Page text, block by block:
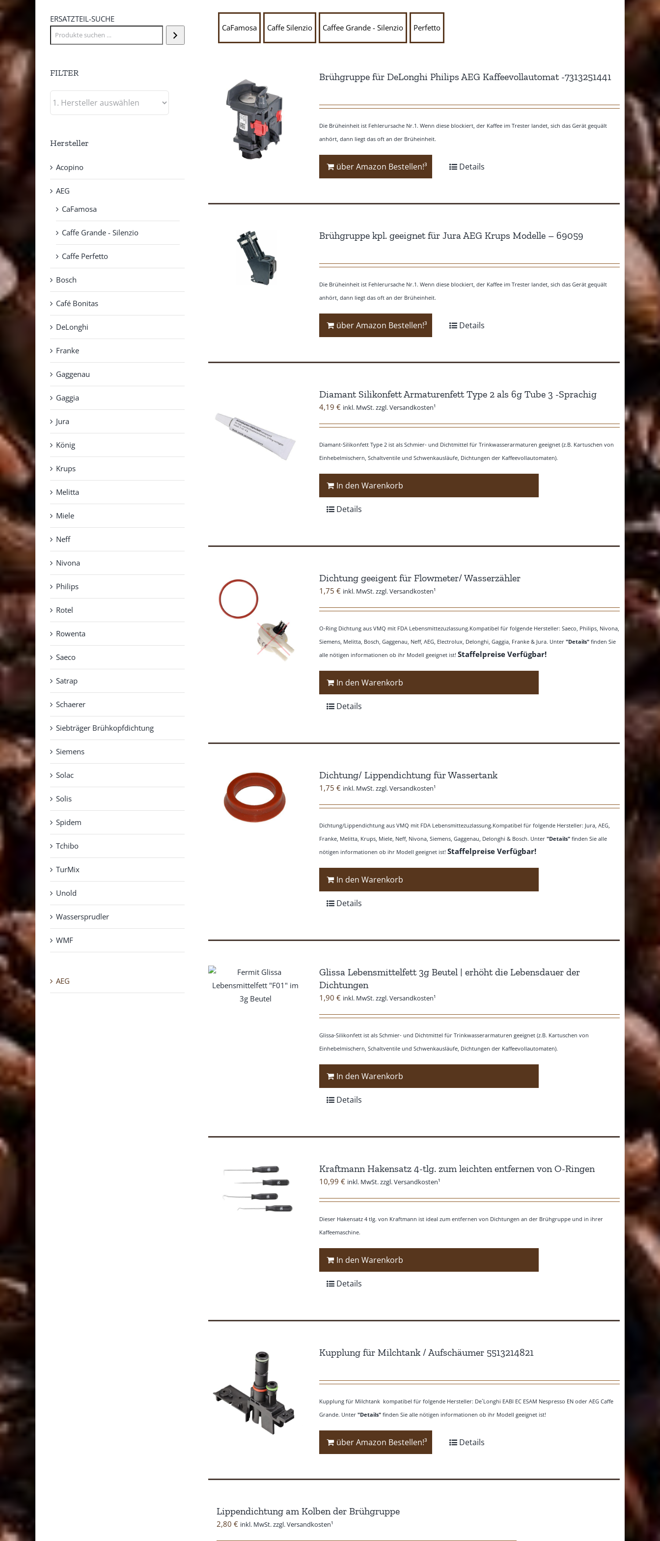
CaFamosa Caffe Silenzio Caffee Grande - Silenzio Perfetto
Brühgruppe für DeLonghi Philips AEG Kaffeevollautomat -7313251441
Die Brüheinheit ist Fehlerursache Nr.1. Wenn diese blockiert, der Kaffee im Trester landet, sich das Gerät gequält
anhört, dann liegt das oft an der Brüheinheit.
über Amazon Bestellen!³ Details
Brühgruppe kpl. geeignet für Jura AEG Krups Modelle – 69059
Die Brüheinheit ist Fehlerursache Nr.1. Wenn diese blockiert, der Kaffee im Trester landet, sich das Gerät gequält
anhört, dann liegt das oft an der Brüheinheit.
über Amazon Bestellen!³ Details
Diamant Silikonfett Armaturenfett Type 2 als 6g Tube 3 -Sprachig
4,19€ inkl. MwSt. zzgl. Versandkosten¹
Diamant-Silikonfett Type 2 ist als Schmier- und Dichtmittel für Trinkwasserarmaturen geeignet (z.B. Kartuschen von
Einhebelmischern, Schaltventile und Schwenkausläufe, Dichtungen der Kaffeevollautomaten).
In den Warenkorb
Details
Dichtung geeigent für Flowmeter/ Wasserzähler
1,75€ inkl. MwSt. zzgl. Versandkosten¹
O-Ring Dichtung aus VMQ mit FDA Lebensmittezuzlassung.Kompatibel für folgende Hersteller: Saeco, Philips, Nivona,
Siemens, Melitta, Bosch, Gaggenau, Neff, AEG, Electrolux, Delonghi, Gaggia, Franke & Jura. Unter"Details" finden Sie
alle nötigen informationen ob ihr Modell geeignet ist!Staffelpreise Verfügbar!
In den Warenkorb
Details
Dichtung/ Lippendichtung für Wassertank
1,75€ inkl. MwSt. zzgl. Versandkosten¹
Dichtung/Lippendichtung aus VMQ mit FDA Lebensmittezuzlassung.Kompatibel für folgende Hersteller: Jura, AEG,
Franke, Melitta, Krups, Miele, Neff, Nivona, Siemens, Gaggenau, Delonghi & Bosch. Unter"Details" finden Sie alle
nötigen informationen ob ihr Modell geeignet ist!Staffelpreise Verfügbar!
In den Warenkorb
Details
Glissa Lebensmittelfett 3g Beutel | erhöht die Lebensdauer der
Dichtungen
1,90€ inkl. MwSt. zzgl. Versandkosten¹
Glissa-Silikonfett ist als Schmier- und Dichtmittel für Trinkwasserarmaturen geeignet (z.B. Kartuschen von
Einhebelmischern, Schaltventile und Schwenkausläufe, Dichtungen der Kaffeevollautomaten).
In den Warenkorb
Details
Kraftmann Hakensatz 4-tlg. zum leichten entfernen von O-Ringen
10,99€ inkl. MwSt. zzgl. Versandkosten¹
Dieser Hakensatz 4 tlg. von Kraftmann ist ideal zum entfernen von Dichtungen an der Brühgruppe und in ihrer
Kaffeemaschine.
In den Warenkorb
Details
Kupplung für Milchtank / Aufschäumer 5513214821
Kupplung für Milchtank kompatibel für folgende Hersteller: De´Longhi EABI EC ESAM Nespresso EN oder AEG Caffe
Grande. Unter"Details" finden Sie alle nötigen informationen ob ihr Modell geeignet ist!
über Amazon Bestellen!³ Details
Lippendichtung am Kolben der Brühgruppe
2,80 € inkl. MwSt. zzgl. Versandkosten¹
ERSATZTEIL-SUCHE
FILTER
Hersteller
Acopino
AEG
CaFamosa
Caffe Grande - Silenzio
Caffe Perfetto
Bosch
Café Bonitas
DeLonghi
Franke
Gaggenau
Gaggia
Jura
König
Krups
Melitta
Miele
Neff
Nivona
Philips
Rotel
Rowenta
Saeco
Satrap
Schaerer
Siebträger Brühkopfdichtung
Siemens
Solac
Solis
Spidem
Tchibo
TurMix
Unold
Wassersprudler
WMF
AEG